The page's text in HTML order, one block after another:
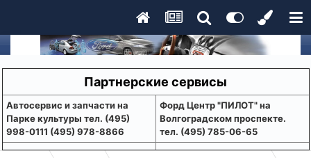
Партнерские сервисы
Aвтосервис и запчасти на
Парке культуры тел. (495)
998-0111 (495) 978-8866
Форд Центр "ПИЛОТ" на
Волгоградском проспекте.
тел. (495) 785-06-65